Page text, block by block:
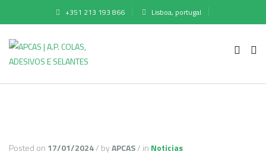
+351 213 193 866 Lisboa, portugal
Posted on 17/01/2024/ byAPCAS/ in Noticias